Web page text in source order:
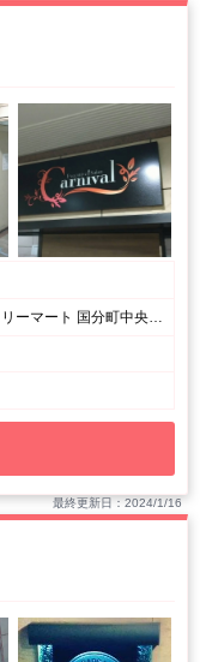
勾当台公園駅より徒歩5分 / ファミリーマート 国分町中央店の斜め向かいです。
最終更新日：2024/1/16